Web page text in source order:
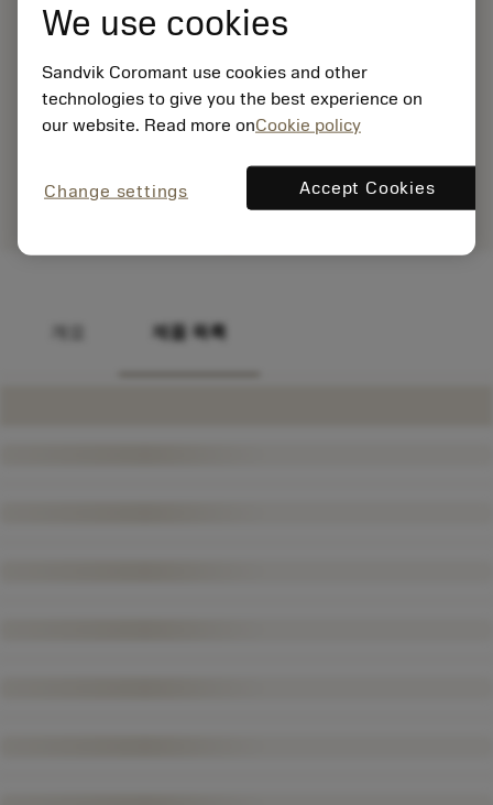
제품 목록
We use cookies
Sandvik Coromant use cookies and other
technologies to give you the best experience on
our website. Read more onCookie policy
Change settings Accept Cookies